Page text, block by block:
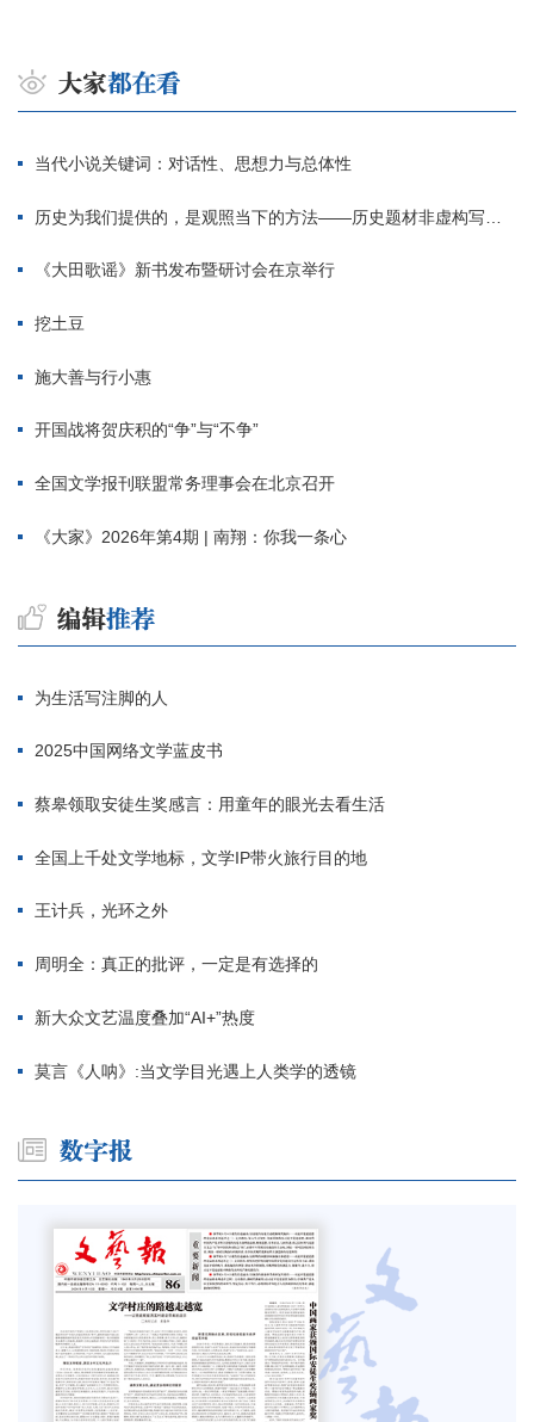
当代小说关键词：对话性、思想力与总体性
历史为我们提供的，是观照当下的方法——历史题材非虚构写作多人谈
《大田歌谣》新书发布暨研讨会在京举行
挖土豆
施大善与行小惠
开国战将贺庆积的“争”与“不争”
全国文学报刊联盟常务理事会在北京召开
《大家》2026年第4期 | 南翔：你我一条心
为生活写注脚的人
2025中国网络文学蓝皮书
蔡皋领取安徒生奖感言：用童年的眼光去看生活
全国上千处文学地标，文学IP带火旅行目的地
王计兵，光环之外
周明全：真正的批评，一定是有选择的
新大众文艺温度叠加“AI+”热度
莫言《人呐》:当文学目光遇上人类学的透镜